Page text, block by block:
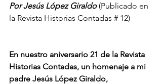
Por Jesús López Giraldo (Publicado en
la Revista Historias Contadas # 12)
En nuestro aniversario 21 de la Revista
Historias Contadas, un homenaje a mi
padre Jesús López Giraldo,